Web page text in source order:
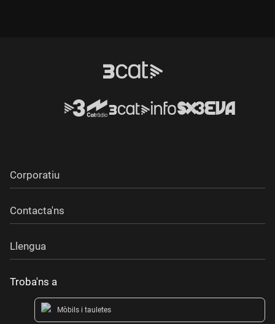
Corporatiu
Contacta'ns
Llengua
Troba'ns a
Mòbils i tauletes